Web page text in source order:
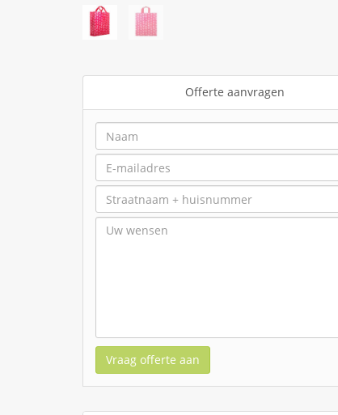
Offerte aanvragen
Vraag offerte aan